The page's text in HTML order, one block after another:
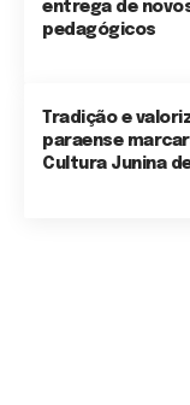
entrega de
pedagógicos
Tradição e
paraense
Cultura Junina